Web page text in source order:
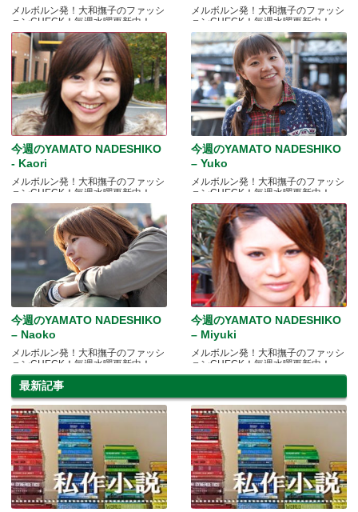
メルボルン発！大和撫子のファッシ
ョンCHECK！毎週水曜更新中！
メルボルン発！大和撫子のファッシ
ョンCHECK！毎週水曜更新中！
今週のYAMATO NADESHIKO
- Kaori
メルボルン発！大和撫子のファッシ
ョンCHECK！毎週水曜更新中！
今週のYAMATO NADESHIKO
– Yuko
メルボルン発！大和撫子のファッシ
ョンCHECK！毎週水曜更新中！
今週のYAMATO NADESHIKO
– Naoko
メルボルン発！大和撫子のファッシ
ョンCHECK！毎週水曜更新中！
今週のYAMATO NADESHIKO
– Miyuki
メルボルン発！大和撫子のファッシ
ョンCHECK！毎週水曜更新中！
最新記事